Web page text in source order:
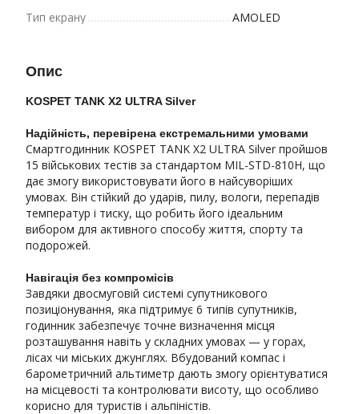
Тип екрану
AMOLED
Опис
KOSPET TANK X2 ULTRA Silver
Надійність, перевірена екстремальними умовами
Смартгодинник KOSPET TANK X2 ULTRA Silver пройшов
15 військових тестів за стандартом MIL-STD-810H, що
дає змогу використовувати його в найсуворіших
умовах. Він стійкий до ударів, пилу, вологи, перепадів
температур і тиску, що робить його ідеальним
вибором для активного способу життя, спорту та
подорожей.
Навігація без компромісів
Завдяки двосмуговій системі супутникового
позиціонування, яка підтримує 6 типів супутників,
годинник забезпечує точне визначення місця
розташування навіть у складних умовах — у горах,
лісах чи міських джунглях. Вбудований компас і
барометричний альтиметр дають змогу орієнтуватися
на місцевості та контролювати висоту, що особливо
корисно для туристів і альпіністів.